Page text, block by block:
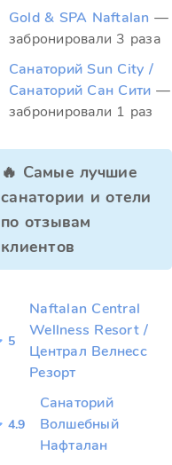
Gold & SPA Naftalan —
забронировали 3 раза
Санаторий Sun City /
Санаторий Сан Сити —
забронировали 1 раз
🔥 Самые лучшие
санатории и отели
по отзывам
клиентов
5
Naftalan Central
Wellness Resort /
Централ Велнесс
Резорт
4.9
Санаторий
Волшебный
Нафталан